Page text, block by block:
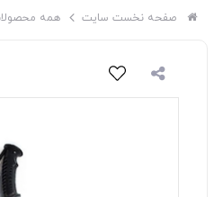
صفحه نخست سایت همه